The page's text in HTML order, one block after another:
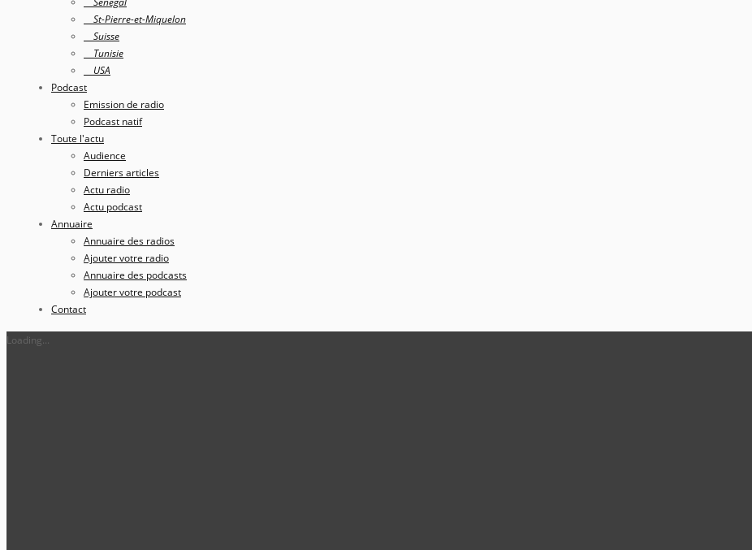
St-Pierre-et-Miquelon
Suisse
Tunisie
USA
Podcast
Emission de radio
Podcast natif
Toute l'actu
Audience
Derniers articles
Actu radio
Actu podcast
Annuaire
Annuaire des radios
Ajouter votre radio
Annuaire des podcasts
Ajouter votre podcast
Contact
Loading...